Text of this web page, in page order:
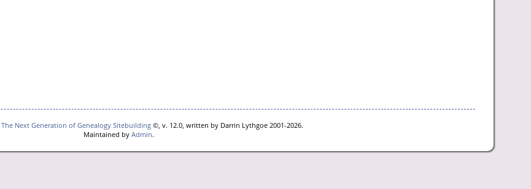
The Next Generation of Genealogy Sitebuilding ©, v. 12.0, written by Darrin Lythgoe 2001-2026.
Maintained by Admin.